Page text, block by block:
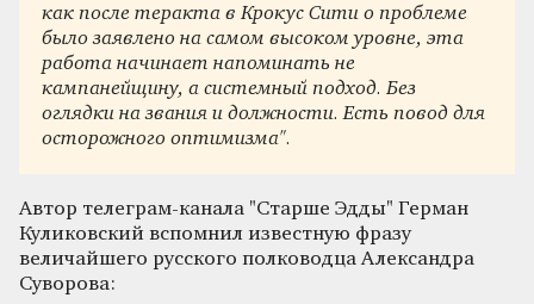
как после теракта в Крокус Сити о проблеме
было заявлено на самом высоком уровне, эта
работа начинает напоминать не
кампанейщину, а системный подход. Без
оглядки на звания и должности. Есть повод для
осторожного оптимизма".
Автор телеграм-канала "Старше Эдды" Герман
Куликовский вспомнил известную фразу
величайшего русского полководца Александра
Суворова: